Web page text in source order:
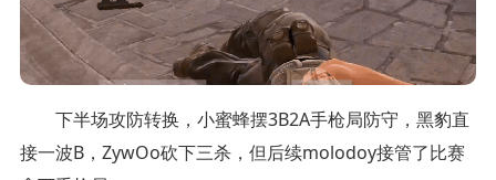
下半场攻防转换，小蜜蜂摆3B2A手枪局防守，黑豹直
接一波B，ZywOo砍下三杀，但后续molodoy接管了比赛